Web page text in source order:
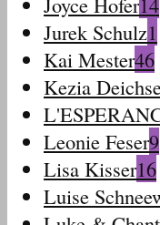
Jurek Schulz1
Kai Mester46
Kezia
Leonie Feser9
Lisa Kisser16
Luise